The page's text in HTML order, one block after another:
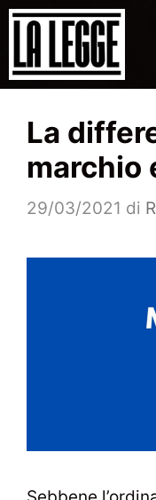
Vai
contenuto
La
marchio
29/03/2021 di